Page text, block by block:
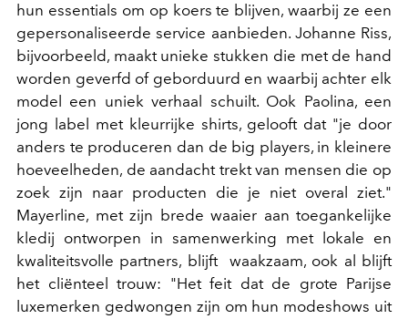
hun essentials om op koers te blijven, waarbij ze een
gepersonaliseerde service aanbieden. Johanne Riss,
bijvoorbeeld, maakt unieke stukken die met de hand
worden geverfd of geborduurd en waarbij achter elk
model een uniek verhaal schuilt. Ook Paolina, een
jong label met kleurrijke shirts, gelooft dat "je door
anders te produceren dan de big players, in kleinere
hoeveelheden, de aandacht trekt van mensen die op
zoek zijn naar producten die je niet overal ziet."
Mayerline, met zijn brede waaier aan toegankelijke
kledij ontworpen in samenwerking met lokale en
kwaliteitsvolle partners, blijft waakzaam, ook al blijft
het cliënteel trouw: "Het feit dat de grote Parijse
luxemerken gedwongen zijn om hun modeshows uit